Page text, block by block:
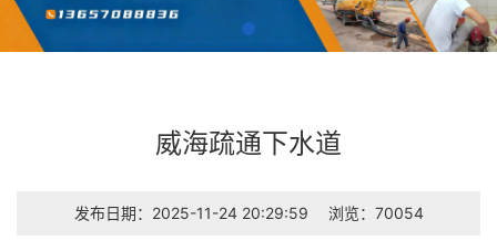
威海疏通下水道
发布日期：2025-11-24 20:29:59 浏览：70054